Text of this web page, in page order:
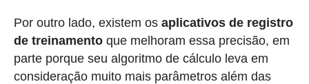
Por outro lado, existem os aplicativos de registro
de treinamentoque melhoram essa precisão, em
parte porque seu algoritmo de cálculo leva em
consideração muito mais parâmetros além das